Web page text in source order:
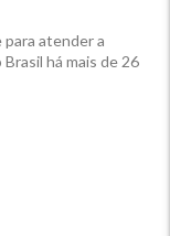
para atender a
há mais de 26